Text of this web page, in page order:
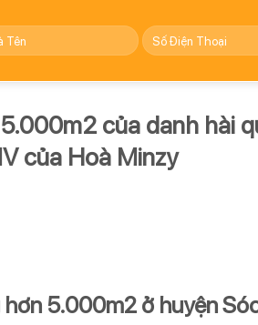
của danh hài
của Hoà Minzy
hơn 5.000m2 ở huyện